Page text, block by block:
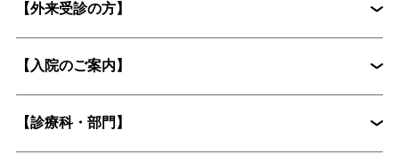
【外来受診の方】
初診外来の流れ
【入院のご案内】
入院から退院までの流れ
【診療科・部門】